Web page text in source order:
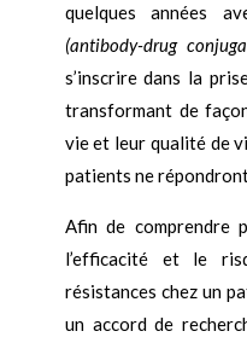
quelques années
(antibody-drug
s’inscrire dans la
transformant de
vie et leur qualité de
patients ne
Afin de comprendre
l’efficacité et le
résistances chez un
un accord de